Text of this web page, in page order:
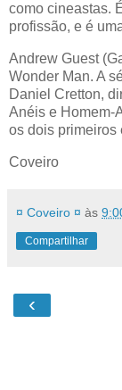
como cineastas.
profissão, e é
Andrew Guest
Wonder Man. A
Daniel Cretton,
Anéis e Homem-
os dois primeiros
Coveiro
¤ Coveiro ¤ às
Compartilhar
‹